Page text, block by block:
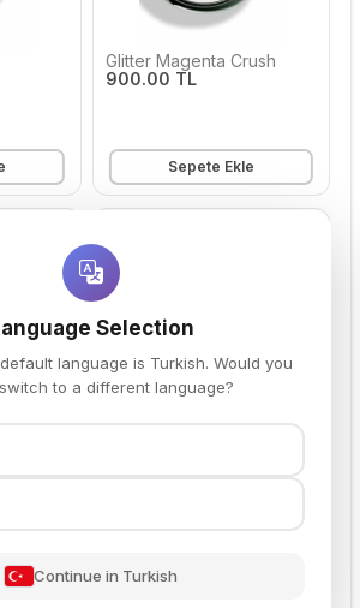
Glitter Magenta Crush
900.00 TL
Sepete Ekle
Glitter Purple Crush
Selection
language is Turkish. Would you
to a different language?
Continue in Turkish